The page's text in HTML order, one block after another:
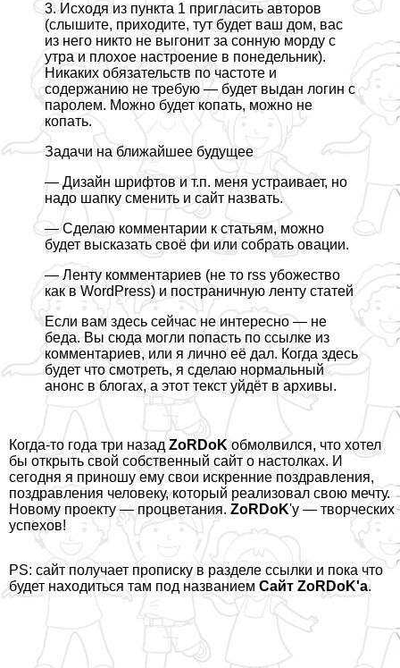
3. Исходя из пункта 1 пригласить авторов
(слышите, приходите, тут будет ваш дом, вас
из него никто не выгонит за сонную морду с
утра и плохое настроение в понедельник).
Никаких обязательств по частоте и
содержанию не требую — будет выдан логин с
паролем. Можно будет копать, можно не
копать.
Задачи на ближайшее будущее
— Дизайн шрифтов и т.п. меня устраивает, но
надо шапку сменить и сайт назвать.
— Сделаю комментарии к статьям, можно
будет высказать своё фи или собрать овации.
— Ленту комментариев (не то rss убожество
как в WordPress) и постраничную ленту статей
Если вам здесь сейчас не интересно — не
беда. Вы сюда могли попасть по ссылке из
комментариев, или я лично её дал. Когда здесь
будет что смотреть, я сделаю нормальный
анонс в блогах, а этот текст уйдёт в архивы.
Когда-то года три назад ZoRDoK обмолвился, что хотел
бы открыть свой собственный сайт о настолках. И
сегодня я приношу ему свои искренние поздравления,
поздравления человеку, который реализовал свою мечту.
Новому проекту — процветания. ZoRDoK'у — творческих
успехов!
PS: сайт получает прописку в разделе ссылки и пока что
будет находиться там под названием Сайт ZoRDoK'а.